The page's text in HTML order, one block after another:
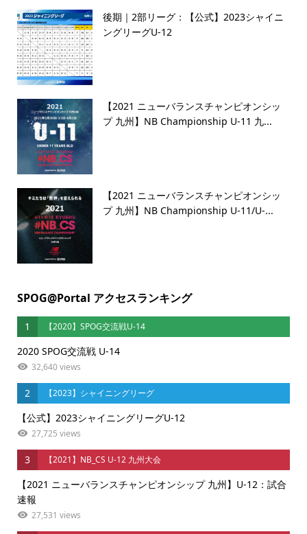
後期｜2部リーグ：【公式】2023シャイニ
ングリーグU-12
【2021 ニューバランスチャンピオンシッ
プ 九州】NB Championship U-11 九...
【2021 ニューバランスチャンピオンシッ
プ 九州】NB Championship U-11/U-...
SPOG@Portal アクセスランキング
1 【2020】SPOG交流戦U-14
2020 SPOG交流戦 U-14
32,640 views
2 【2023】シャイニングリーグ
【公式】2023シャイニングリーグU-12
27,725 views
3 【2021】NB_CS U-12 九州大会
【2021 ニューバランスチャンピオンシップ 九州】U-12：試合
速報
27,531 views